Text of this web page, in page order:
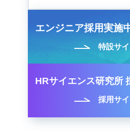
エンジニア採用実施
特設サ
HRサイエンス研究所
採用サ